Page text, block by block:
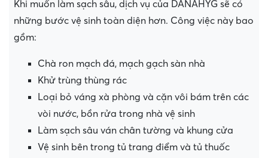
Khi muốn làm sạch sâu, dịch vụ của DANAHYG sẽ có
những bước vệ sinh toàn diện hơn. Công việc này bao
gồm:
Chà ron mạch đá, mạch gạch sàn nhà
Khử trùng thùng rác
Loại bỏ váng xà phòng và cặn vôi bám trên các
vòi nước, bồn rửa trong nhà vệ sinh
Làm sạch sâu ván chân tường và khung cửa
Vệ sinh bên trong tủ trang điểm và tủ thuốc